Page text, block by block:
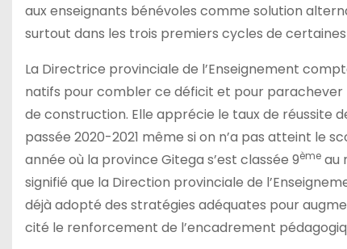
aux enseignants bénévoles comme solution
surtout dans les trois premiers cycles de
La Directrice provinciale de l’Enseignement
natifs pour combler ce déficit et pour parachever
de construction. Elle apprécie le taux de réussite
passée 2020-2021 même si on n’a pas atteint le
année où la province Gitega s’est classée 9ème au
signifié que la Direction provinciale de
déjà adopté des stratégies adéquates pour
cité le renforcement de l’encadrement